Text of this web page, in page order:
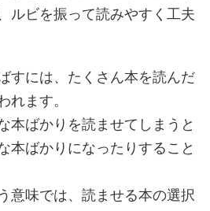
ルビを振って読みやすく工夫
すには、たくさん本を読んだ
れます。
本ばかりを読ませてしまうと
本ばかりになったりすること
意味では、読ませる本の選択